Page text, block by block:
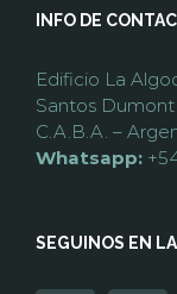
INFO DE
Edificio La
Santos Dumont
C.A.B.A. –
Whatsapp:
SEGUINOS EN